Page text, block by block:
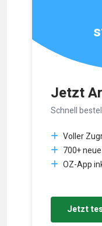
Jetzt
Schnell
Voller
700+
OZ-App
Jetzt